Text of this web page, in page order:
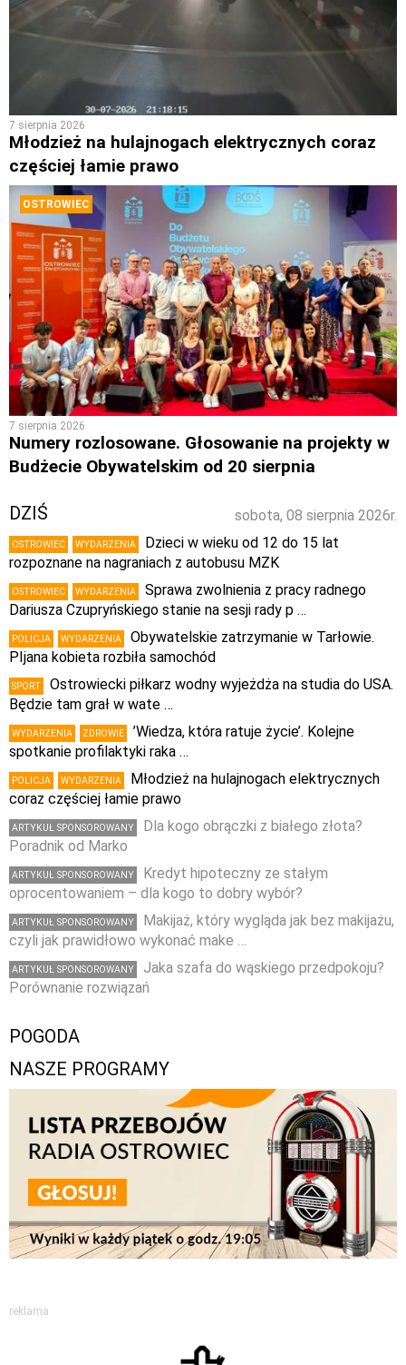
7 sierpnia 2026
Młodzież na hulajnogach elektrycznych coraz
częściej łamie prawo
OSTROWIEC
7 sierpnia 2026
Numery rozlosowane. Głosowanie na projekty w
Budżecie Obywatelskim od 20 sierpnia
sobota, 08 sierpnia 2026r.
DZIŚ
OSTROWIEC WYDARZENIA
Dzieci w wieku od 12 do 15 lat
rozpoznane na nagraniach z autobusu MZK
OSTROWIEC WYDARZENIA
Sprawa zwolnienia z pracy radnego
Dariusza Czupryńskiego stanie na sesji rady p …
POLICJA WYDARZENIA
Obywatelskie zatrzymanie w Tarłowie.
PIjana kobieta rozbiła samochód
SPORT
Ostrowiecki piłkarz wodny wyjeżdża na studia do USA.
Będzie tam grał w wate …
WYDARZENIA ZDROWIE
’Wiedza, która ratuje życie’. Kolejne
spotkanie profilaktyki raka …
POLICJA WYDARZENIA
Młodzież na hulajnogach elektrycznych
coraz częściej łamie prawo
ARTYKUŁ SPONSOROWANY
Dla kogo obrączki z białego złota?
Poradnik od Marko
ARTYKUŁ SPONSOROWANY
Kredyt hipoteczny ze stałym
oprocentowaniem – dla kogo to dobry wybór?
ARTYKUŁ SPONSOROWANY
Makijaż, który wygląda jak bez makijażu,
czyli jak prawidłowo wykonać make …
ARTYKUŁ SPONSOROWANY
Jaka szafa do wąskiego przedpokoju?
Porównanie rozwiązań
POGODA
NASZE PROGRAMY
reklama